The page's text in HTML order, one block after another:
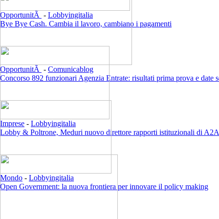
OpportunitÃ - Lobbyingitalia
Bye Bye Cash. Cambia il lavoro, cambiano i pagamenti
OpportunitÃ - Comunicablog
Concorso 892 funzionari Agenzia Entrate: risultati prima prova e date
Imprese - Lobbyingitalia
Lobby & Poltrone, Meduri nuovo direttore rapporti istituzionali di A2A
Mondo - Lobbyingitalia
Open Government: la nuova frontiera per innovare il policy making